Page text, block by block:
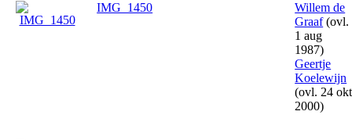
IMG_1450
Willem de
Graaf(ovl.
1 aug
1987)
Geertje
Koelewijn
(ovl. 24 okt
2000)